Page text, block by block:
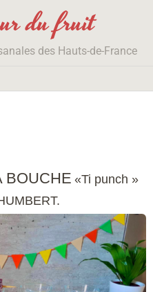
du fruit
des Hauts-de-France
BOUCHE «Ti punch »